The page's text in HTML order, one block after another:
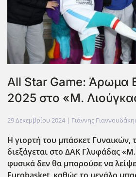
All Star Game: Άρωμα
2025 στο «Μ.
29 Δεκεμβρίου 2024 | Γιάννης
Η γιορτή του μπάσκετ Γυναικών,
διεξάγεται στο ΔΑΚ Γλυφάδας
φυσικά δεν θα μπορούσε να